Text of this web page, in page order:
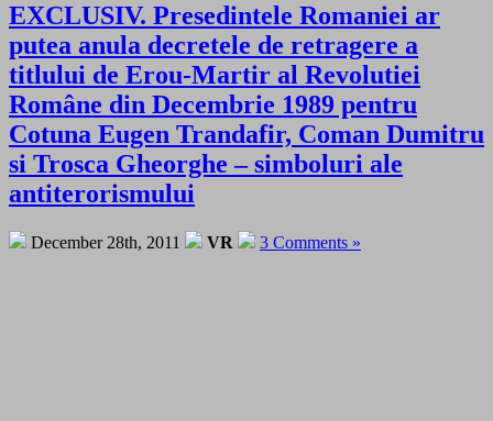
EXCLUSIV. Presedintele Romaniei ar
putea anula decretele de retragere a
titlului de Erou-Martir al Revolutiei
Române din Decembrie 1989 pentru
Cotuna Eugen Trandafir, Coman Dumitru
si Trosca Gheorghe – simboluri ale
antiterorismului
December 28th, 2011 VR 3 Comments »